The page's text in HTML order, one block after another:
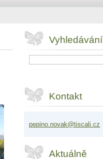
Vyhledávání
Kontakt
pepino.novak@tiscali.cz
Aktuálně